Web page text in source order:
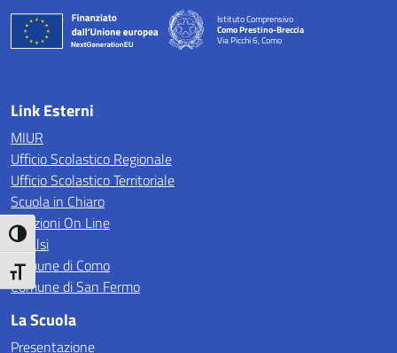
Attiva/disattiva alto contrasto
Attiva/disattiva dimensione testo
Istituto Comprensivo
Como Prestino-Breccia
Via Picchi 6, Como
— Visita la pagina iniziale della scuola
Link Esterni
MIUR
Ufficio Scolastico Regionale
Ufficio Scolastico Territoriale
Scuola in Chiaro
Iscrizioni On Line
Invalsi
Comune di Como
Comune di San Fermo
La Scuola
Presentazione